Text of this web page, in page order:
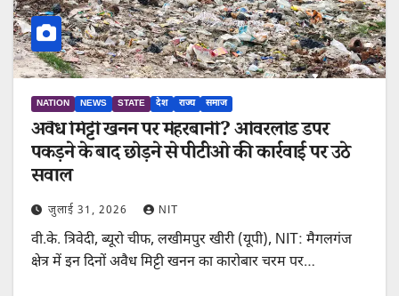
NATION NEWS STATE देश राज्य समाज
अवैध मिट्टी खनन पर मेहरबानी? ओवरलोड डंपर
पकड़ने के बाद छोड़ने से पीटीओ की कार्रवाई पर उठे
सवाल
जुलाई 31, 2026 NIT
वी.के. त्रिवेदी, ब्यूरो चीफ, लखीमपुर खीरी (यूपी), NIT: मैगलगंज
क्षेत्र में इन दिनों अवैध मिट्टी खनन का कारोबार चरम पर…